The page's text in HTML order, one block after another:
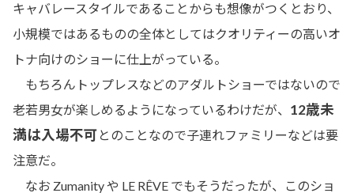
キャバレースタイルであることからも想像がつくとおり、
小規模ではあるものの全体としてはクオリティーの高いオ
トナ向けのショーに仕上がっている。
もちろん トップレスなどのアダルトショーではないので
老若男女が楽しめるようになっているわけだが、 12歳未
満は入場不可 とのことなので子連れファミリーなどは要
注意だ。
なお Zumanity や LE RÊVE でもそうだったが、このショ